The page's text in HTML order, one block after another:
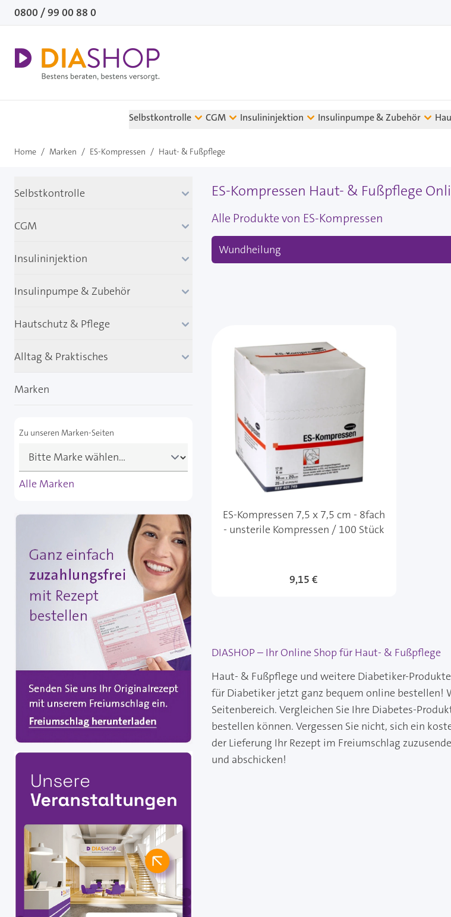
Direkt zum Inhalt
0800 / 99 00 88 0
Selbstkontrolle CGM Insulininjektion Insulinpumpe & Zubehör
Home / Marken / ES-Kompressen / Haut- & Fußpflege
ES-Kompressen Haut- & Fußpflege
Alle Produkte von ES-Kompressen
Wundheilung
ES-Kompressen 7,5 x 7,5 cm - 8fach
- unsterile Kompressen / 100 Stück
9,15 €
DIASHOP – Ihr Online Shop für Haut- & Fußpflege
Haut- & Fußpflege und weitere Diabetiker-
für Diabetiker jetzt ganz bequem online bestellen!
Seitenbereich. Vergleichen Sie Ihre Diabetes-
bestellen können. Vergessen Sie nicht, sich ein
der Lieferung Ihr Rezept im Freiumschlag
und abschicken!
Selbstkontrolle
CGM
Insulininjektion
Insulinpumpe & Zubehör
Hautschutz & Pflege
Alltag & Praktisches
Marken
Zu unseren Marken-Seiten
Alle Marken